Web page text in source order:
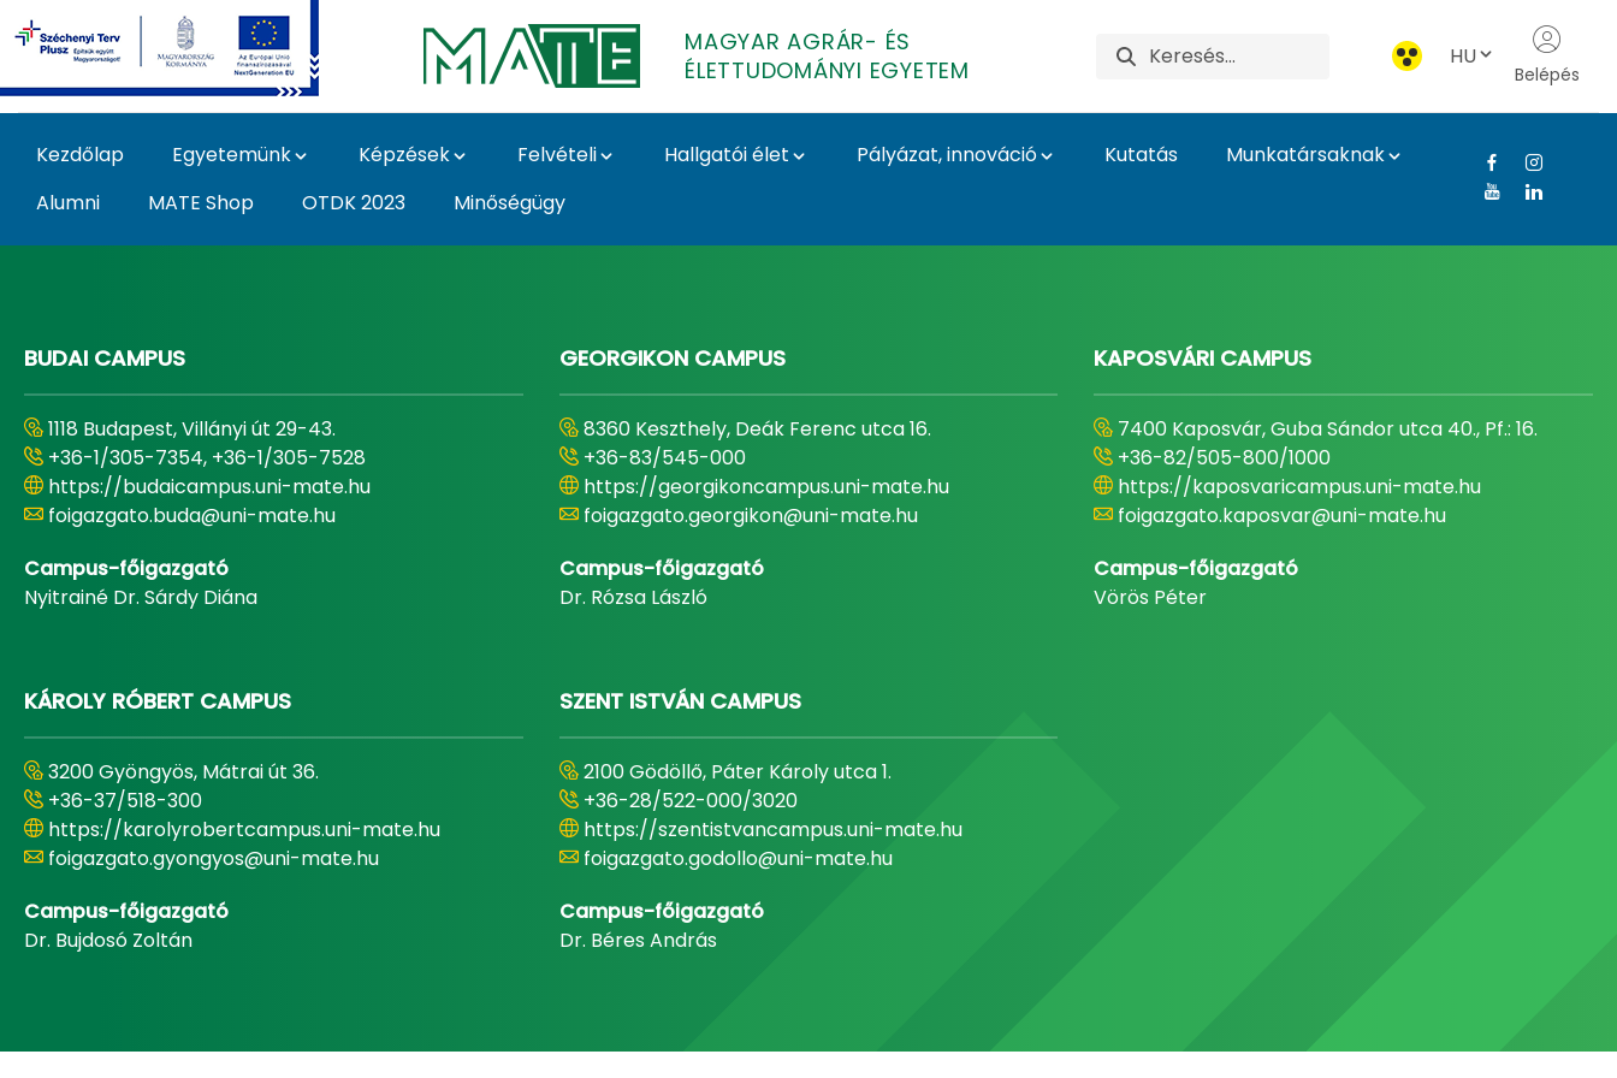
Ugrás a fő tartalomhoz
MAGYAR AGRÁR- ÉS
ÉLETTUDOMÁNYI EGYETEM
HU
Belépés
Kezdőlap Egyetemünk Képzések Felvételi Hallgatói élet Pályázat, innováció Kutatás
Munkatársaknak
Alumni
MATE Shop OTDK 2023 Minőségügy
BUDAI CAMPUS
1118 Budapest, Villányi út 29-43.
+36-1/305-7354, +36-1/305-7528
https://budaicampus.uni-mate.hu
foigazgato.buda@uni-mate.hu
Campus-főigazgató
Nyitrainé Dr. Sárdy Diána
GEORGIKON CAMPUS
8360 Keszthely, Deák Ferenc utca 16.
+36-83/545-000
https://georgikoncampus.uni-mate.hu
foigazgato.georgikon@uni-mate.hu
Campus-főigazgató
Dr. Rózsa László
KAPOSVÁRI CAMPUS
7400 Kaposvár, Guba Sándor utca 40., Pf.: 16.
+36-82/505-800/1000
https://kaposvaricampus.uni-mate.hu
foigazgato.kaposvar@uni-mate.hu
Campus-főigazgató
Vörös Péter
KÁROLY RÓBERT CAMPUS
3200 Gyöngyös, Mátrai út 36.
+36-37/518-300
https://karolyrobertcampus.uni-mate.hu
foigazgato.gyongyos@uni-mate.hu
Campus-főigazgató
Dr. Bujdosó Zoltán
SZENT ISTVÁN CAMPUS
2100 Gödöllő, Páter Károly utca 1.
+36-28/522-000/3020
https://szentistvancampus.uni-mate.hu
foigazgato.godollo@uni-mate.hu
Campus-főigazgató
Dr. Béres András